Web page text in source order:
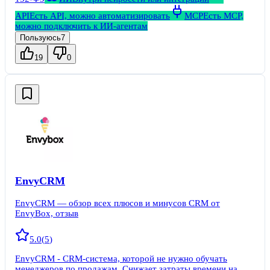
APIЕсть API, можно автоматизировать MCPЕсть MCP,
можно подключить к ИИ-агентам
Пользуюсь7
19 0
EnvyCRM
EnvyCRM — обзор всех плюсов и минусов CRM от
EnvyBox, отзыв
5.0(5)
EnvyCRM - CRM-система, которой не нужно обучать